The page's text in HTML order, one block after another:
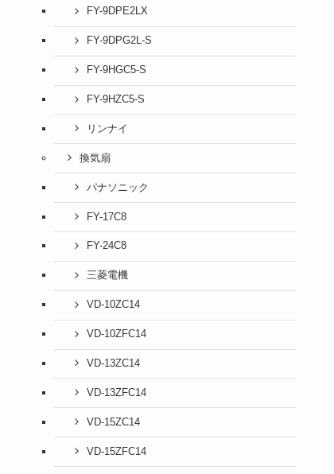
FY-9DPE2LX
FY-9DPG2L-S
FY-9HGC5-S
FY-9HZC5-S
リンナイ
換気扇
パナソニック
FY-17C8
FY-24C8
三菱電機
VD-10ZC14
VD-10ZFC14
VD-13ZC14
VD-13ZFC14
VD-15ZC14
VD-15ZFC14